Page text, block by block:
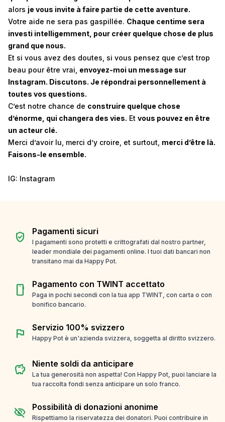
alors je vous invite à faire partie de cette aventure.
Votre aide ne sera pas gaspillée. Chaque centime sera
investi intelligemment, pour créer quelque chose de plus
grand que nous.
Et si vous avez des doutes, si vous pensez que c’est trop
beau pour être vrai, envoyez-moi un message sur
Instagram. Discutons. Je répondrai personnellement à
toutes vos questions.
C’est notre chance de construire quelque chose
d’énorme, qui changera des vies. Et vous pouvez en être
un acteur clé.
Merci d’avoir lu, merci d’y croire, et surtout, merci d’être là.
Faisons-le ensemble.
IG: Instagram
verified_user Pagamenti sicuri
I pagamenti sono protetti e crittografati dal nostro partner,
leader mondiale dei pagamenti online. I tuoi dati bancari non
transitano mai da Happy Pot.
smartphone Pagamento con TWINT accettato
Paga in pochi secondi con la tua app TWINT, con carta o con
bonifico bancario.
flag Servizio 100% svizzero
Happy Pot è un'azienda svizzera, soggetta al diritto svizzero.
savings Niente soldi da anticipare
La tua generosità non aspetta! Con Happy Pot, puoi lanciare la
tua raccolta fondi senza anticipare un solo franco.
visibility_off Possibilità di donazioni anonime
Rispettiamo la riservatezza dei donatori. Puoi contribuire in